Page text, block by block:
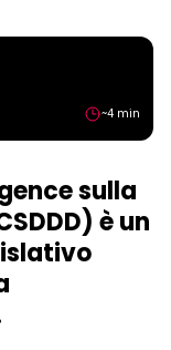
~4 min
sulla
è un